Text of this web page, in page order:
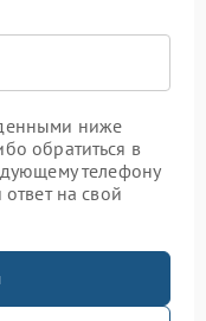
ниже
обратиться в
телефону
на свой